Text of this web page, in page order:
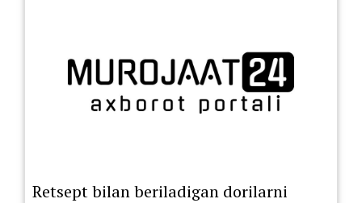
Retsept bilan beriladigan dorilarni